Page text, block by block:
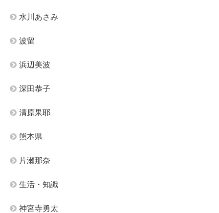
水川あさみ
波留
浜辺美波
深田恭子
清原果耶
熊本県
片瀬那奈
生活・知識
神宮寺勇太